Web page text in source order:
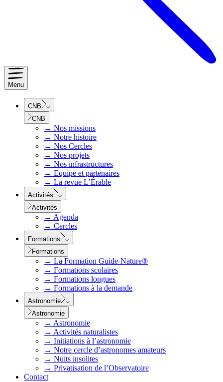
Menu
CNB
CNB
→ Nos missions
→ Notre histoire
→ Nos Cercles
→ Nos projets
→ Nos infrastructures
→ Equipe et partenaires
→ La revue L’Érable
Activités
Activités
→ Agenda
→ Cercles
Formations
Formations
→ La Formation Guide-Nature®
→ Formations scolaires
→ Formations longues
→ Formations à la demande
Astronomie
Astronomie
→ Astronomie
→ Activités naturalistes
→ Initiations à l’astronomie
→ Notre cercle d’astronomes amateurs
→ Nuits insolites
→ Privatisation de l’Observatoire
Contact